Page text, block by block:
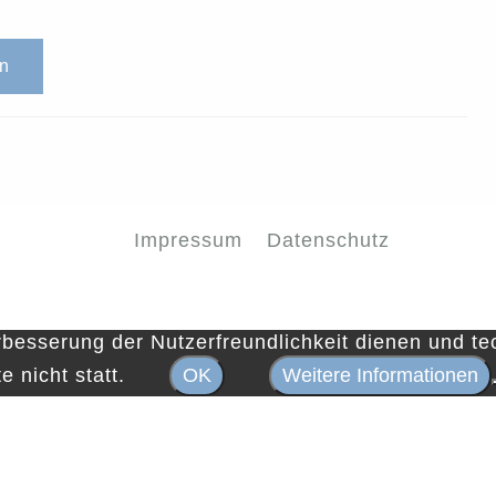
Impressum Datenschutz
der Nutzerfreundlichkeit dienen und
nicht statt.
OK Weitere Informationen